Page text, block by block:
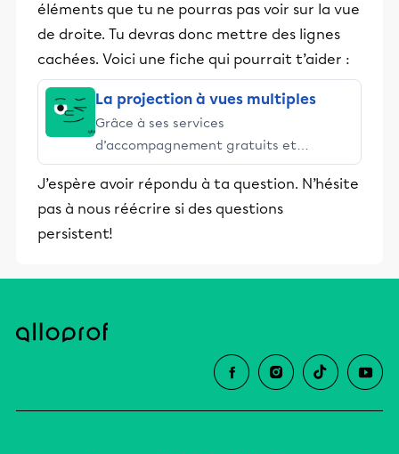
éléments que tu ne pourras pas voir sur la vue
de droite. Tu devras donc mettre des lignes
cachées. Voici une fiche qui pourrait t’aider :
La projection à vues multiples
Grâce à ses services
d’accompagnement gratuits et
stimulants, Alloprof engage les élèves
et leurs parents dans la réussite
éducative.
J’espère avoir répondu à ta question. N’hésite
pas à nous réécrire si des questions
persistent!